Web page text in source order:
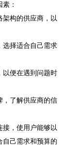
：
构的供应商，以
选择适合自己需求
以便在遇到问题时
，了解供应商的信
，使用户能够以
自己需求和预算的